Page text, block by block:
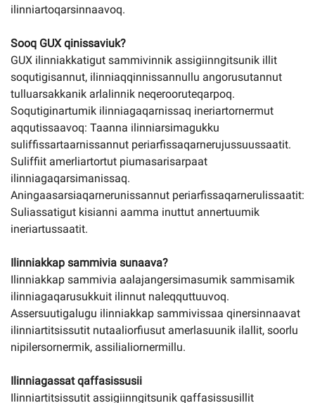
ilinniartoqarsinnaavoq.
Sooq GUX qinissaviuk?
GUX ilinniakkatigut sammivinnik assigiinngitsunik illit
soqutigisannut, ilinniaqqinnissannullu angorusutannut
tulluarsakkanik arlalinnik neqerooruteqarpoq.
Soqutiginartumik ilinniagaqarnissaq ineriartornermut
aqqutissaavoq: Taanna ilinniarsimagukku
suliffissartaarnissannut periarfissaqarnerujussuussaatit.
Suliffiit amerliartortut piumasarisarpaat
ilinniagaqarsimanissaq.
Aningaasarsiaqarnerunissannut periarfissaqarnerulissaatit:
Suliassatigut kisianni aamma inuttut annertuumik
ineriartussaatit.
Ilinniakkap sammivia sunaava?
Ilinniakkap sammivia aalajangersimasumik sammisamik
ilinniagaqarusukkuit ilinnut naleqquttuuvoq.
Assersuutigalugu ilinniakkap sammivissaa qinersinnaavat
ilinniartitsissutit nutaaliorfiusut amerlasuunik ilallit, soorlu
nipilersornermik, assilialiornermillu.
Ilinniagassat qaffasissusii
Ilinniartitsissutit assigiinngitsunik qaffasissusillit